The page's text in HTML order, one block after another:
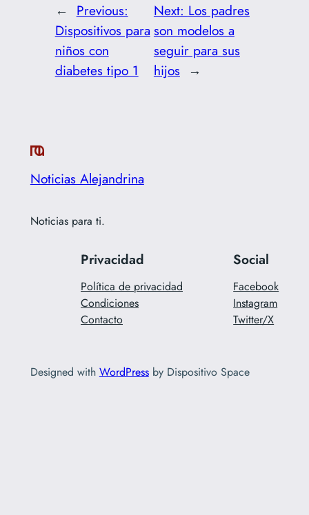
← Previous:
Dispositivos para
niños con
diabetes tipo 1
Next: Los padres
son modelos a
seguir para sus
hijos →
Noticias Alejandrina
Noticias para ti.
Privacidad
Política de privacidad
Condiciones
Contacto
Social
Facebook
Instagram
Twitter/X
Designed with WordPressby Dispositivo Space